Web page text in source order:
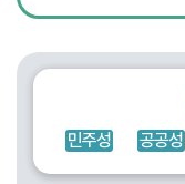
민주성 공공성